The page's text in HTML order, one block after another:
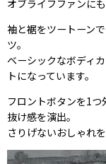
オブライフファンに
袖と裾をツートーン
ツ。
ベーシックなボディ
トになっています。
フロントボタンを1
抜け感を演出。
さりげないおしゃれを